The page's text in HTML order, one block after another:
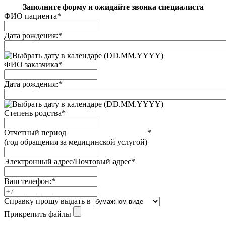
Заполните форму и ожидайте звонка специалиста
ФИО пациента*
Дата рождения:*
(DD.MM.YYYY)
ФИО заказчика*
Дата рождения:*
(DD.MM.YYYY)
Степень родства*
Отчетный период
(год обращения за медицинской услугой)
*
Электронный адрес/Почтовый адрес*
Ваш телефон:*
Справку прошу выдать в
Прикрепить файлы